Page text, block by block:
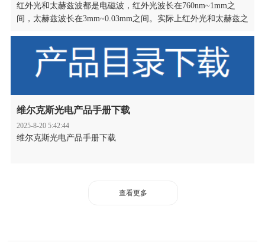
红外光和太赫兹波都是电磁波，红外光波长在760nm~1mm之
间，太赫兹波长在3mm~0.03mm之间。实际上红外光和太赫兹之
格，可以帮助初学者快速查询。
维尔克斯光电产品手册下载
2025-8-20 5:42:44
维尔克斯光电产品手册下载
查看更多